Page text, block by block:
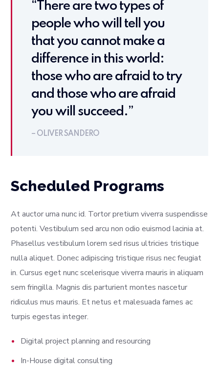
“There are two types of
people who will tell you
that you cannot make a
difference in this world:
those who are afraid to try
and those who are afraid
you will succeed.”
– OLIVER SANDERO
Scheduled Programs
At auctor urna nunc id. Tortor pretium viverra suspendisse
potenti. Vestibulum sed arcu non odio euismod lacinia at.
Phasellus vestibulum lorem sed risus ultricies tristique
nulla aliquet. Donec adipiscing tristique risus nec feugiat
in. Cursus eget nunc scelerisque viverra mauris in aliquam
sem fringilla. Magnis dis parturient montes nascetur
ridiculus mus mauris. Et netus et malesuada fames ac
turpis egestas integer.
Digital project planning and resourcing
In-House digital consulting